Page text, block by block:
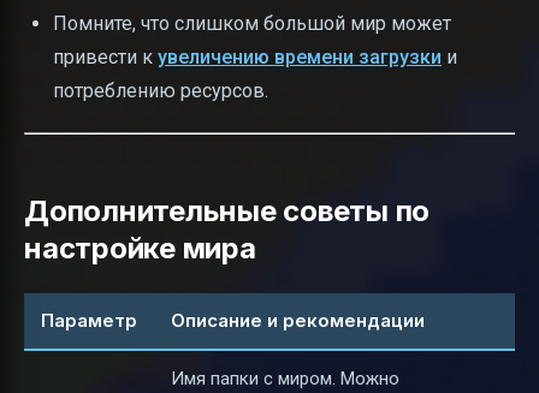
Помните, что слишком большой мир может
привести к увеличению времени загрузки и
потреблению ресурсов.
Дополнительные советы по
настройке мира
Параметр Описание и рекомендации
Имя папки с миром. Можно